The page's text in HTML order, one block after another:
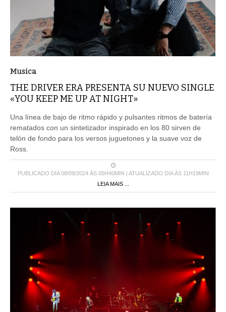
Musica
THE DRIVER ERA PRESENTA SU NUEVO SINGLE
«YOU KEEP ME UP AT NIGHT»
Una línea de bajo de ritmo rápido y pulsantes ritmos de batería
rematados con un sintetizador inspirado en los 80 sirven de
telón de fondo para los versos juguetones y la suave voz de
Ross.
PUBLICADO DIA 08/09/2024 ÀS 05H40MIN | ATUALIZADO DIA ÀS 11H19MIN
LEIA MAIS ...